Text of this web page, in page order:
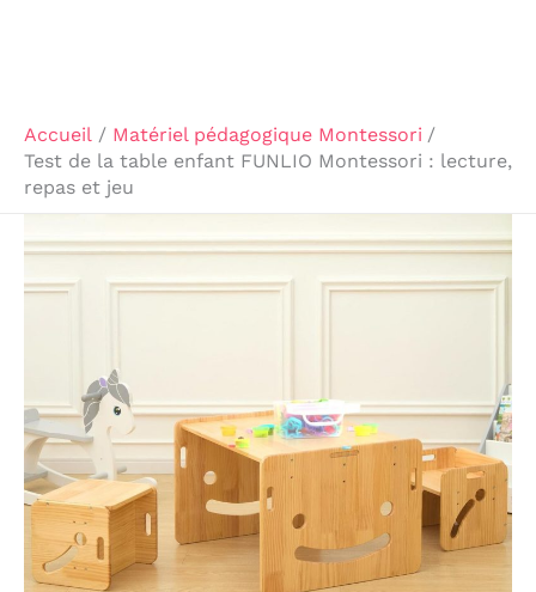
Accueil
Matériel pédagogique Montessori
Test de la table enfant FUNLIO Montessori : lecture,
repas et jeu